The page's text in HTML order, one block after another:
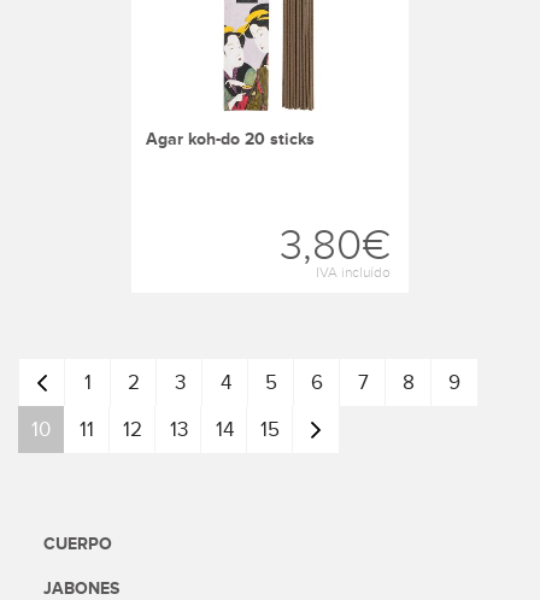
agar koh-do 20 sticks
3,80€
IVA incluído
Anterior
1 2 3 4 5 6 7 8
9
10
11 12 13 14 15
CUERPO
JABONES